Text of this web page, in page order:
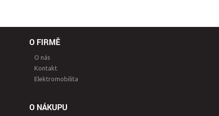
O FIRMĚ
O nás
Kontakt
Elektromobilita
O NÁKUPU